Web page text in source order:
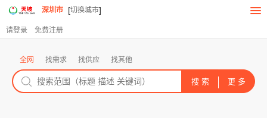
深圳市 [切换城市]
请登录 免费注册
全网 找需求 找供应 找其他